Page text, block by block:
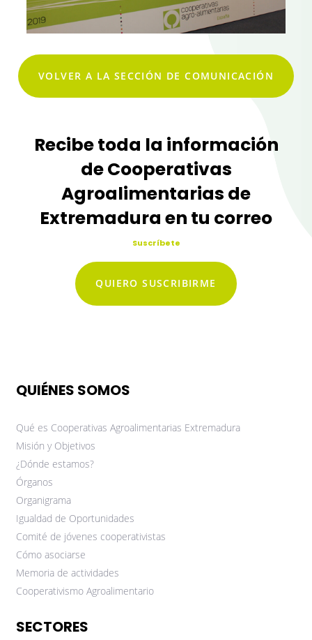
VOLVER A LA SECCIÓN DE COMUNICACIÓN
Recibe toda la información
de Cooperativas
Agroalimentarias de
Extremadura en tu correo
Suscríbete
QUIERO SUSCRIBIRME
QUIÉNES SOMOS
Qué es Cooperativas Agroalimentarias Extremadura
Misión y Objetivos
¿Dónde estamos?
Órganos
Organigrama
Igualdad de Oportunidades
Comité de jóvenes cooperativistas
Cómo asociarse
Memoria de actividades
Cooperativismo Agroalimentario
SECTORES